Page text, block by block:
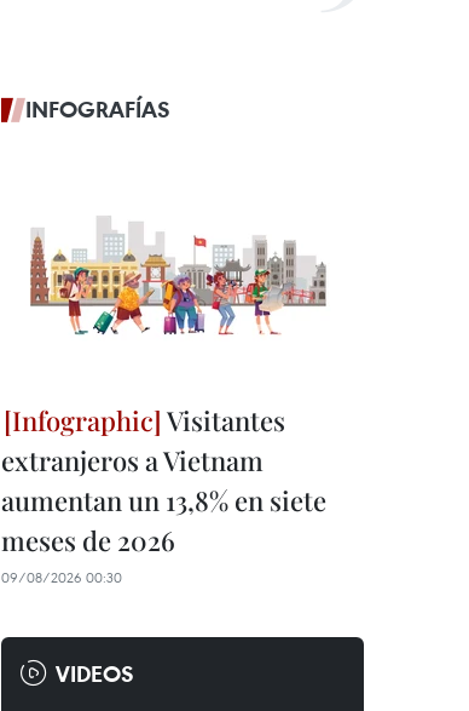
INFOGRAFÍAS
Visitantes
extranjeros a Vietnam
aumentan un 13,8% en siete
meses de 2026
09/08/2026 00:30
VIDEOS